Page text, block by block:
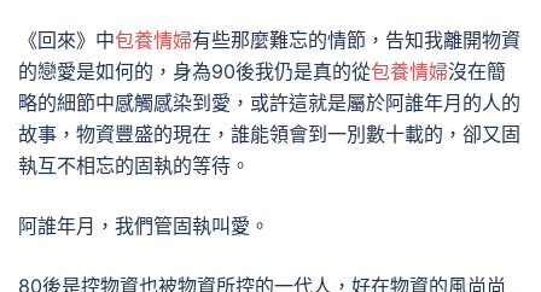
《回來》中包養情婦有些那麼難忘的情節，告知我離開物資
的戀愛是如何的，身為90後我仍是真的從包養情婦沒在簡
略的細節中感觸感染到愛，或許這就是屬於阿誰年月的人的
故事，物資豐盛的現在，誰能領會到一別數十載的，卻又固
執互不相忘的固執的等待。
阿誰年月，我們管固執叫愛。
80後是控物資也被物資所控的一代人，好在物資的風尚尚